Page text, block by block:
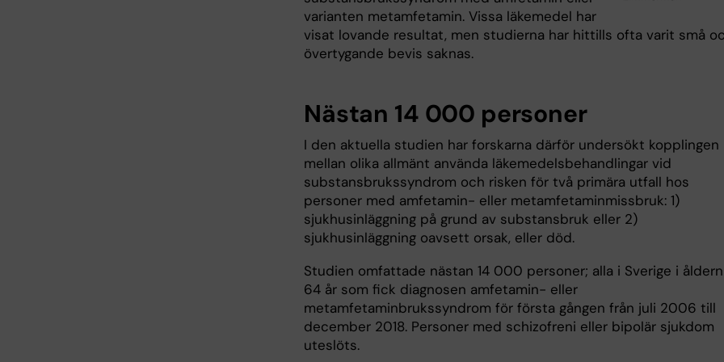
varianten metamfetamin. Vissa läkemedel har
visat lovande resultat, men studierna har hittills ofta varit små
övertygande bevis saknas.
Nästan 14 000 personer
I den aktuella studien har forskarna därför undersökt kopplingen
mellan olika allmänt använda läkemedelsbehandlingar vid
substansbrukssyndrom och risken för två primära utfall hos
personer med amfetamin- eller metamfetaminmissbruk: 1)
sjukhusinläggning på grund av substansbruk eller 2)
sjukhusinläggning oavsett orsak, eller död.
Studien omfattade nästan 14 000 personer; alla i Sverige i åldern
64 år som fick diagnosen amfetamin- eller
metamfetaminbrukssyndrom för första gången från juli 2006 till
december 2018. Personer med schizofreni eller bipolär sjukdom
uteslöts.